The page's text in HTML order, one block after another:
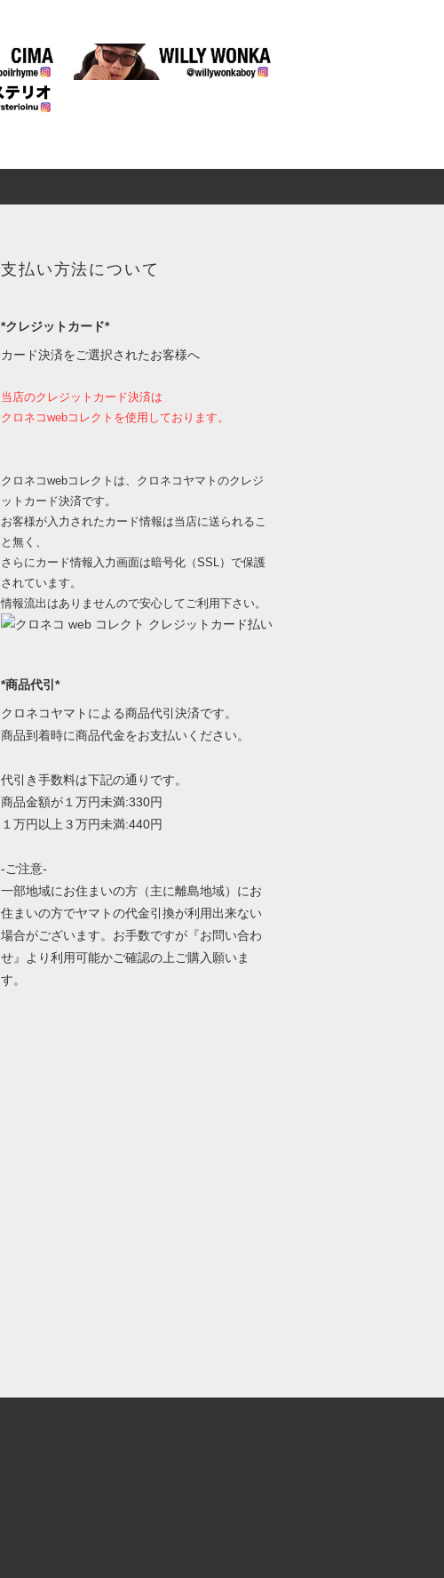
支払い方法について
*クレジットカード*
カード決済をご選択されたお客様へ
当店のクレジットカード決済は
クロネコwebコレクトを使用しております。
クロネコwebコレクトは、クロネコヤマトのクレジ
ットカード決済です。
お客様が入力されたカード情報は当店に送られるこ
と無く、
さらにカード情報入力画面は暗号化（SSL）で保護
されています。
情報流出はありませんので安心してご利用下さい。
*商品代引*
クロネコヤマトによる商品代引決済です。
商品到着時に商品代金をお支払いください。
代引き手数料は下記の通りです。
商品金額が１万円未満:330円
１万円以上３万円未満:440円
-ご注意-
一部地域にお住まいの方（主に離島地域）にお
住まいの方でヤマトの代金引換が利用出来ない
場合がございます。お手数ですが『お問い合わ
せ』より利用可能かご確認の上ご購入願いま
す。